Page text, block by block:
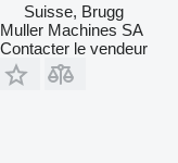
Suisse, Brugg
Muller Machines SA
Contacter le vendeur